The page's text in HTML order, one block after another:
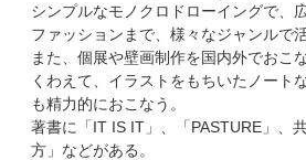
シンプルなモノクロドローイングで、
ファッションまで、様々なジャンルで
また、個展や壁画制作を国内外でおこな
くわえて、イラストをもちいたノート
も精力的におこなう。
著書に「IT IS IT」、「PASTURE」、
方」などがある。